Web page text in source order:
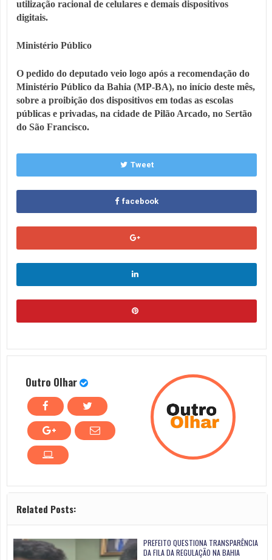
utilização racional de celulares e demais dispositivos
digitais.
Ministério Público
O pedido do deputado veio logo após a recomendação do
Ministério Público da Bahia (MP-BA), no início deste mês,
sobre a proibição dos dispositivos em todas as escolas
públicas e privadas, na cidade de Pilão Arcado, no Sertão
do São Francisco.
Tweet
facebook
Outro Olhar
Related Posts:
PREFEITO QUESTIONA TRANSPARÊNCIA
DA FILA DA REGULAÇÃO NA BAHIA